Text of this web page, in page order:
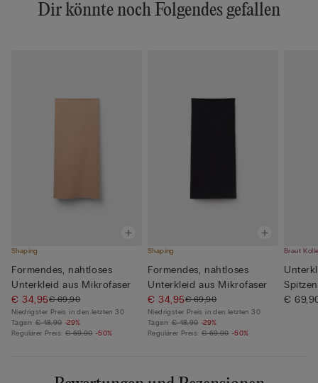
Dir könnte noch Folgendes gefallen
Shaping
Formendes, nahtloses
Unterkleid aus Mikrofaser
€ 34,95€ 69,90
Niedrigster Preis in den letzten 30
Tagen: € 48,90 -29%
Regulärer Preis: € 69,90 -50%
Shaping
Formendes, nahtloses
Unterkleid aus Mikrofaser
€ 34,95€ 69,90
Niedrigster Preis in den letzten 30
Tagen: € 48,90 -29%
Regulärer Preis: € 69,90 -50%
Braut
€